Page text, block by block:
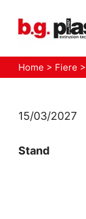
contenuto
Home > Fiere >
15/03/2027
Stand